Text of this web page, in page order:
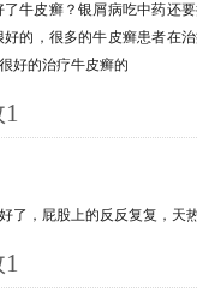
牛皮癣？银屑病吃中药还
的，很多的牛皮癣患者在
好的治疗牛皮癣的
，屁股上的反反复复，天